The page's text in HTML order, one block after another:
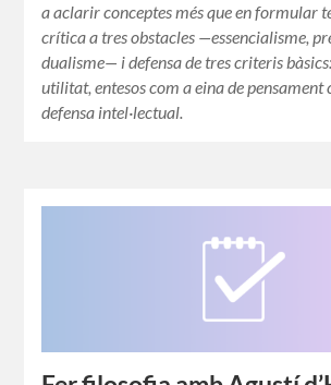
a aclarir conceptes més que en formular
crítica a tres obstacles —essencialisme,
dualisme— i defensa de tres criteris
utilitat, entesos com a eina de pensament
defensa intel·lectual.